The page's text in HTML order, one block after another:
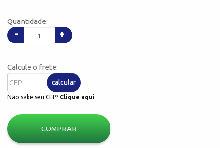
Quantidade:
- +
Calcule o frete:
calcular
Não sabe seu CEP? Clique aqui
COMPRAR